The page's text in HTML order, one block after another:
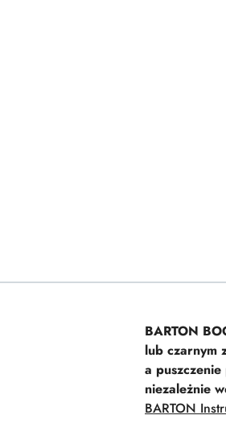
BARTON
lub czarnym
a
niezależnie
BARTON